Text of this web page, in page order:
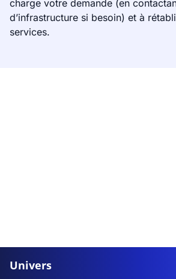
charge votre demande (en
d’infrastructure si besoin) et à
services.
Univers